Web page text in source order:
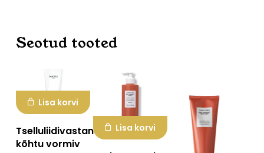
Seotud tooted
Lisa korvi
Tselluliidivastane
kõhtu vormiv
Lisa korvi